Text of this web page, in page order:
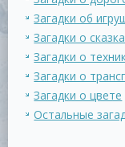
Загадки об
Загадки о
Загадки о
Загадки о
Загадки о цвете
Остальные